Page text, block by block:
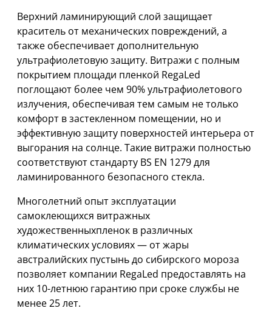
Верхний ламинирующий слой защищает
краситель от механических повреждений, а
также обеспечивает дополнительную
ультрафиолетовую защиту. Витражи с полным
покрытием площади пленкой RegaLed
поглощают более чем 90% ультрафиолетового
излучения, обеспечивая тем самым не только
комфорт в застекленном помещении, но и
эффективную защиту поверхностей интерьера от
выгорания на солнце. Такие витражи полностью
соответствуют стандарту BS EN 1279 для
ламинированного безопасного стекла.
Многолетний опыт эксплуатации
самоклеющихся витражных
художественныхпленок в различных
климатических условиях — от жары
австралийских пустынь до сибирского мороза
позволяет компании RegaLed предоставлять на
них 10-летнюю гарантию при сроке службы не
менее 25 лет.